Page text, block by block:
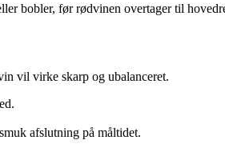
bobler, før rødvinen overtager til
vil virke skarp og ubalanceret.
afslutning på måltidet.